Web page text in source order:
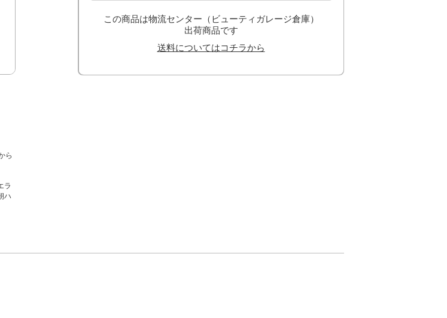
この商品は物流センター（ビューティガレージ倉庫）
出荷商品です
送料についてはコチラから
ハ